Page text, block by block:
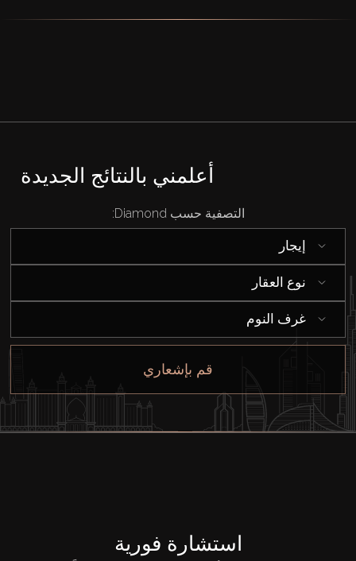
أعلمني بالنتائج الجديدة
التصفية حسب Diamond:
إيجار
نوع العقار
غرف النوم
قم بإشعاري
استشارة فورية